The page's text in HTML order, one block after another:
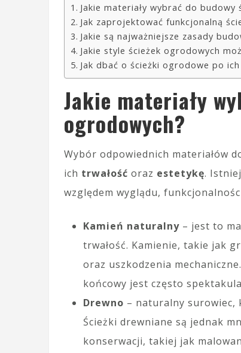
Jakie materiały wybrać do budowy
Jak zaprojektować funkcjonalną
Jakie są najważniejsze zasady
Jakie style ścieżek ogrodowych
Jak dbać o ścieżki ogrodowe po
Jakie materiały
ogrodowych?
Wybór odpowiednich materiałów
ich trwałość oraz estetykę.
względem wyglądu,
Kamień naturalny – jest to
trwałość. Kamienie, takie jak
oraz uszkodzenia
końcowy jest często
Drewno – naturalny surowiec,
Ścieżki drewniane są jednak
konserwacji, takiej jak